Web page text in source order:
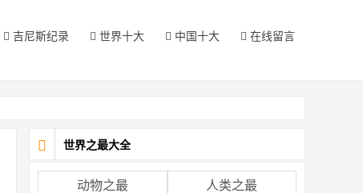
吉尼斯纪录 世界十大 中国十大 在线留言
世界之最大全
动物之最 人类之最